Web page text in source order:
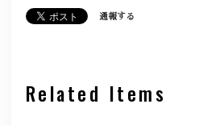
通報する
Related Items